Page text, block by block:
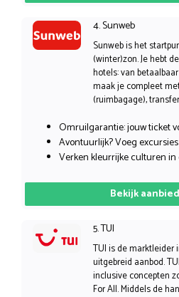
4. Sunweb
Sunweb is het
(winter)zon. Je hebt
hotels: van
maak je compleet
(ruimbagage),
Omruilgarantie: jouw ticket
Avontuurlijk? Voeg
Verken kleurrijke culturen in
Bekijk
5. TUI
TUI is de marktleider
uitgebreid aanbod.
inclusive concepten
For All. Middels de